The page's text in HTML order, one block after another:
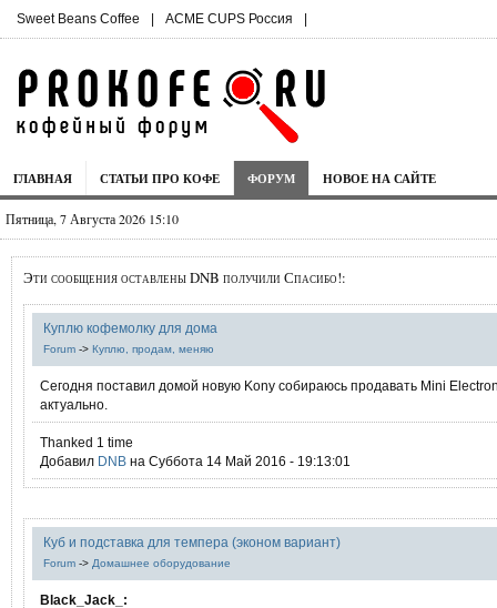
Sweet Beans Coffee | ACME CUPS Россия |
ГЛАВНАЯ СТАТЬИ ПРО КОФЕ ФОРУМ НОВОЕ НА САЙТЕ
Пятница, 7 Августа 2026 15:10
Эти сообщения оставлены DNB получили Спасибо!:
Куплю кофемолку для дома
Forum -> Куплю, продам, меняю
Сегодня поставил домой новую Kony собираюсь продавать Mini
актуально.
Thanked 1 time
Добавил DNB на Суббота 14 Май 2016 - 19:13:01
Куб и подставка для темпера (эконом вариант)
Forum -> Домашнее оборудование
Black_Jack_: